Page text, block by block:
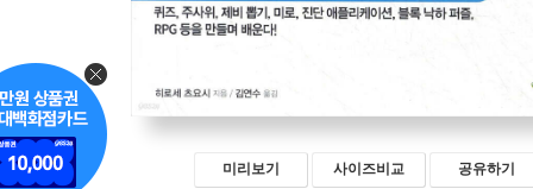
미리보기 사이즈비교 공유하기